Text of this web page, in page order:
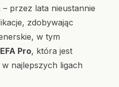
przez lata nieustannie
zdobywając
w tym
Pro, która jest
najlepszych ligach